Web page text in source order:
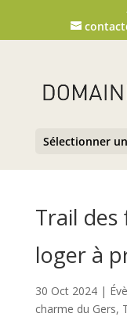
Sélectionner
Trail des
loger à
30 Oct 2024|
charme du Gers,